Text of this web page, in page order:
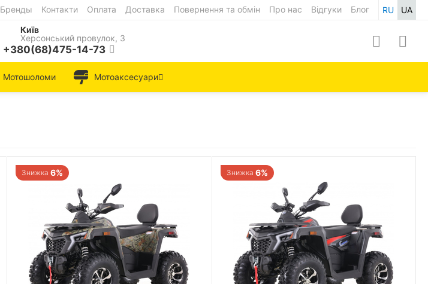
RU UA
Бренды Контакти Оплата Доставка Повернення та обмін Про нас Відгуки
Блог
Київ
Херсонський провулок, 3
+380(68)475-14-73
Мотошоломи Мотоаксесуари
Знижка 6% Знижка 6%